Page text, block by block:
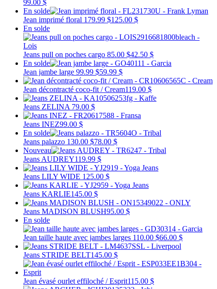
99.00 $
En solde
Jean imprimé floral 179.99 $125.00 $
En solde
Jeans pull on poches cargo 85.00 $42.50 $
En solde
Jean jambe large 99.99 $59.99 $
Jean décontracté coco-fit / Cream119.00 $
Jeans ZELINA 79.00 $
Jeans INEZ99.00 $
En solde
Jeans palazzo 130.00 $78.00 $
Nouveau
Jeans AUDREY119.99 $
Jeans LILY WIDE 125.00 $
Jeans KARLIE145.00 $
Jeans MADISON BLUSH95.00 $
En solde
Jean taille haute avec jambes larges 110.00 $66.00 $
Jeans STRIDE BELT145.00 $
Jean évasé ourlet effiloché / Esprit115.00 $